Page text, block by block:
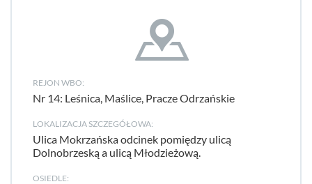
REJON WBO:
Nr 14: Leśnica, Maślice, Pracze Odrzańskie
LOKALIZACJA SZCZEGÓŁOWA:
Ulica Mokrzańska odcinek pomiędzy ulicą
Dolnobrzeską a ulicą Młodzieżową.
OSIEDLE: